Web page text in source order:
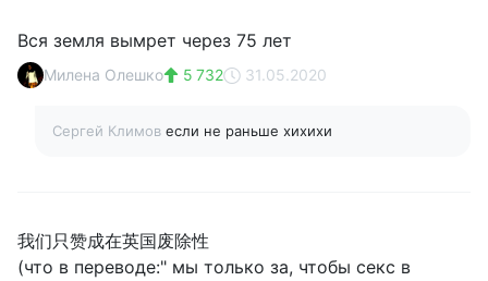
Вся земля вымрет через 75 лет
Милена Олешко 5 732 31.05.2020
Сергей Климов если не раньше хихихи
我们只赞成在英国废除性
(что в переводе:" мы только за, чтобы секс в